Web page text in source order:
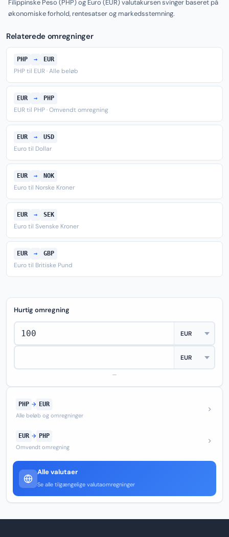
Filippinske Peso (PHP) og Euro (EUR) valutakursen svinger baseret på
økonomiske forhold, rentesatser og markedsstemning.
Relaterede omregninger
PHP → EUR
PHP til EUR · Alle beløb
EUR → PHP
EUR til PHP · Omvendt omregning
EUR → USD
Euro til Dollar
EUR → NOK
Euro til Norske Kroner
EUR → SEK
Euro til Svenske Kroner
EUR → GBP
Euro til Britiske Pund
Hurtig omregning
—
PHP → EUR
Alle beløb og omregninger
EUR → PHP
Omvendt omregning
Alle valutaer
Se alle tilgængelige valutaomregninger